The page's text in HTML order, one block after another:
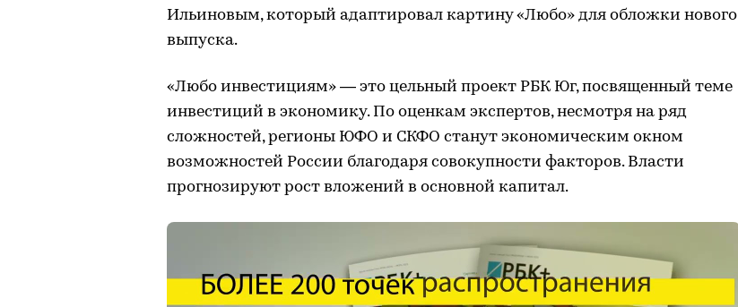
Ильиновым, который адаптировал картину «Любо» для обложки нового
выпуска.
«Любо инвестициям» — это цельный проект РБК Юг, посвященный теме
инвестиций в экономику. По оценкам экспертов, несмотря на ряд
сложностей, регионы ЮФО и СКФО станут экономическим окном
возможностей России благодаря совокупности факторов. Власти
прогнозируют рост вложений в основной капитал.